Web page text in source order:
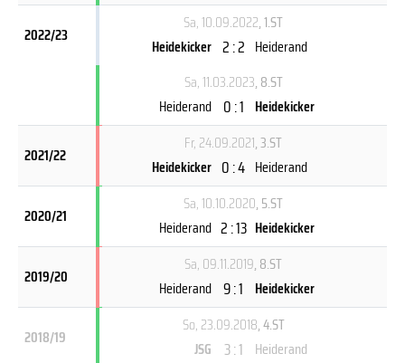
2022/23
Sa, 10.09.2022, 1.ST
Heidekicker 2 : 2 Heiderand
Sa, 11.03.2023, 8.ST
Heiderand 0 : 1 Heidekicker
2021/22
Fr, 24.09.2021, 3.ST
Heidekicker 0 : 4 Heiderand
2020/21
Sa, 10.10.2020, 5.ST
Heiderand 2 : 13 Heidekicker
2019/20
Sa, 09.11.2019, 8.ST
Heiderand 9 : 1 Heidekicker
2018/19
So, 23.09.2018, 4.ST
JSG 3 : 1 Heiderand